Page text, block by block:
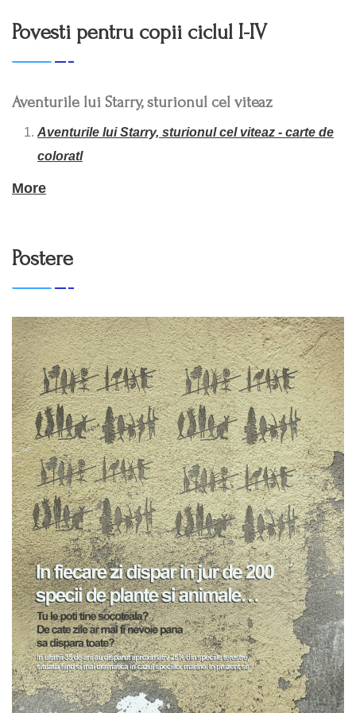
Povesti pentru copii ciclul I-IV
Aventurile lui Starry, sturionul cel viteaz
Aventurile lui Starry, sturionul cel viteaz - carte de
coloratl
Carte de colorat
Joc
Diplome
Coperti
Brotacelul cel istet
What is WATER
Flopi si apa
Peripetiile lui Stropi
Apa poveste fara sfarsit
Pentru mai multe materiale de informare puteti accesa
acest link
More
Postere